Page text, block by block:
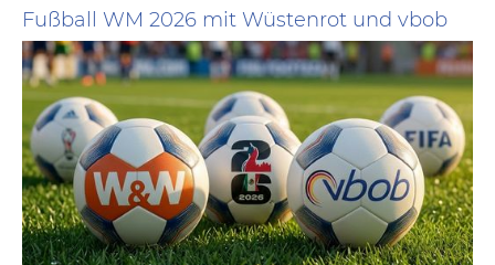
Fußball WM 2026 mit Wüstenrot und vbob